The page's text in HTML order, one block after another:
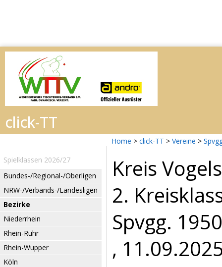
Home > click-TT > Vereine >
Spielklassen 2026/27
Bundes-/Regional-/Oberligen
NRW-/Verbands-/Landesligen
Bezirke
Niederrhein
Rhein-Ruhr
Rhein-Wupper
Köln
Kreis
2.
Spvgg.
,